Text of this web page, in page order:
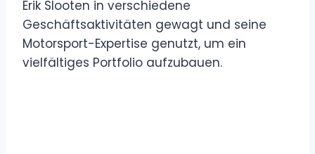
Erik Slooten in verschiedene
Geschäftsaktivitäten gewagt und seine
Motorsport-Expertise genutzt, um ein
vielfältiges Portfolio aufzubauen.